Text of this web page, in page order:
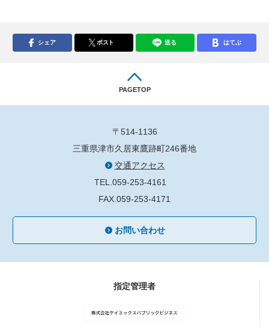
シェア ポスト 送る はてぶ
PAGETOP
〒514-1136
三重県津市久居東鷹跡町246番地
交通アクセス
TEL.059-253-4161
FAX.059-253-4171
お問い合わせ
指定管理者